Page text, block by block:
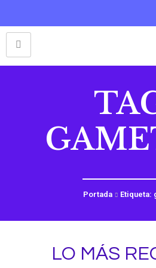
Portada Etiqueta:
LO MÁS